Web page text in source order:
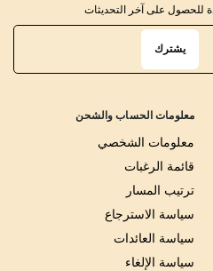
معلومات الحساب والشحن
معلومات الشخصي
قائمة الرغبات
ترتيب المسار
سياسة الاسترجاع
سياسة العائدات
سياسة الإلغاء
للحصول على آخر التحديثات
يشترك